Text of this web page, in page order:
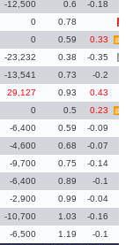
-12,500 0.6
-0.18
0 0.78 新規
0 0.59 0.33 義務
-23,232 0.38 -0.35 義務
-13,541 0.73
-0.2
29,127 0.93
0.43
0 0.5 0.23 義務
-6,400 0.59
-0.09
-4,600 0.68
-0.07
-9,700 0.75
-0.14
-6,400 0.89
-0.1
-2,900 0.99
-0.04
-10,700 1.03
-0.16
-6,500 1.19
-0.1